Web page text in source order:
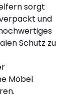
sorgt
und
Schutz zu
Möbel